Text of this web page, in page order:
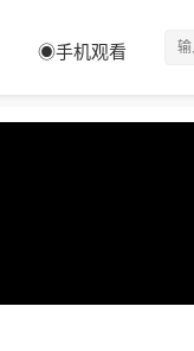
◉手机观看